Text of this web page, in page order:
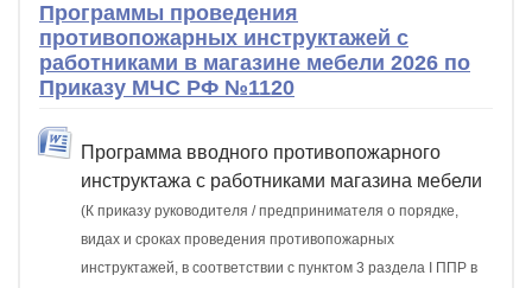
Программы проведения
противопожарных инструктажей с
работниками в магазине мебели 2026 по
Приказу МЧС РФ №1120
Программа вводного противопожарного
инструктажа с работниками магазина мебели
(К приказу руководителя / предпринимателя о порядке,
видах и сроках проведения противопожарных
инструктажей, в соответствии с пунктом 3 раздела I ППР в